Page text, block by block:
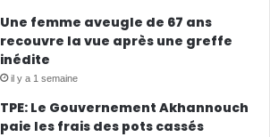
Une femme aveugle de 67 ans
recouvre la vue après une greffe
inédite
il y a 1 semaine
TPE: Le Gouvernement Akhannouch
paie les frais des pots cassés